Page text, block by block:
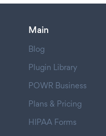
Main
Blog
Plugin Library
POWR Business
Plans & Pricing
HIPAA Forms